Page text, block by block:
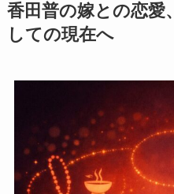
香田普の嫁との恋愛
しての現在へ